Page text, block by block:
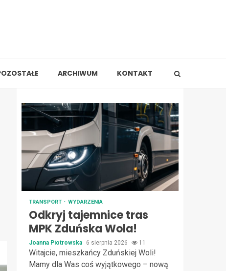
ARCHIWUM KONTAKT
TRANSPORT WYDARZENIA
Odkryj tajemnice tras
MPK Zduńska Wola!
Joanna Piotrowska 6 sierpnia 2026 11
Witajcie, mieszkańcy Zduńskiej Woli!
Mamy dla Was coś wyjątkowego – nową